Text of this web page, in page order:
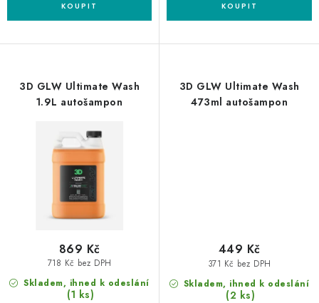
3D GLW Ultimate Wash
1.9L autošampon
Skladem, ihned k odeslání
(1 ks)
718 Kč bez DPH
869 Kč
3D GLW Ultimate Wash
473ml autošampon
Skladem, ihned k odeslání
(2 ks)
371 Kč bez DPH
449 Kč